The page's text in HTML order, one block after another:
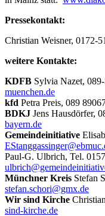
Pressekontakt:
Christian Weisner, 0172-
weitere Kontakte:
KDFB Sylvia Nazet,
muenchen.de
kfd Petra Preis, 089
BDKJ Jens Hausdörfer,
bayern.de
Gemeindeinitiative
Paul-G. Ulbrich, Tel.
Münchner Kreis Stefan
stefan.schori@gmx.de
Wir sind Kirche
sind-kirche.de